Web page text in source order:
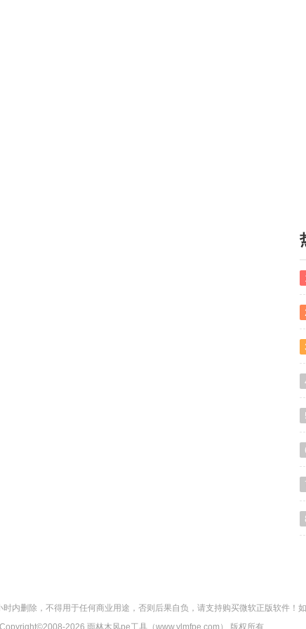
内删除，不得用于任何商业用途，否则后果自负，请支持购买微软正版软件！
Copyright©2008-2026 雨林木风pe工具（www.ylmfpe.com） 版权所有